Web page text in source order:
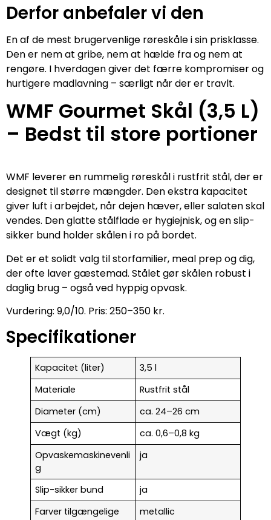
Derfor anbefaler vi den
En af de mest brugervenlige røreskåle i sin prisklasse.
Den er nem at gribe, nem at hælde fra og nem at
rengøre. I hverdagen giver det færre kompromiser og
hurtigere madlavning – særligt når der er travlt.
WMF Gourmet Skål (3,5 L)
– Bedst til store portioner
WMF leverer en rummelig røreskål i rustfrit stål, der er
designet til større mængder. Den ekstra kapacitet
giver luft i arbejdet, når dejen hæver, eller salaten skal
vendes. Den glatte stålflade er hygiejnisk, og en slip-
sikker bund holder skålen i ro på bordet.
Det er et solidt valg til storfamilier, meal prep og dig,
der ofte laver gæstemad. Stålet gør skålen robust i
daglig brug – også ved hyppig opvask.
Vurdering: 9,0/10. Pris: 250–350 kr.
Specifikationer
Kapacitet (liter)
3,5 l
Materiale
Rustfrit stål
Diameter (cm)
ca. 24–26 cm
Vægt (kg)
ca. 0,6–0,8 kg
Opvaskemaskinevenli
g
ja
Slip-sikker bund
ja
Farver tilgængelige
metallic